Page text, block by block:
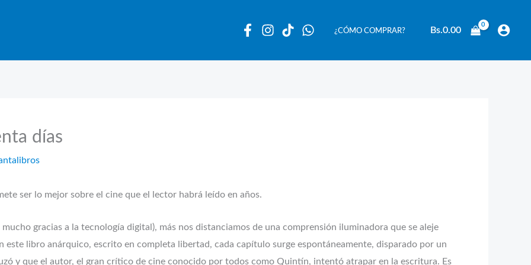
¿CÓMO COMPRAR? Bs.0.00
días
ser lo mejor sobre el cine que el lector habrá leído en años.
gracias a la tecnología digital), más nos distanciamos de una comprensión iluminadora que se aleje
libro anárquico, escrito en completa libertad, cada capítulo surge espontáneamente, disparado por un
y que el autor, el gran crítico de cine conocido por todos como Quintín, intentó atrapar en la escritura. Es